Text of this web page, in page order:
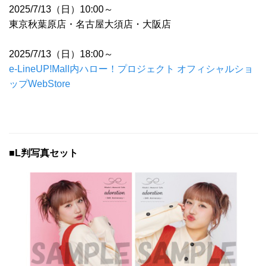
2025/7/13（日）10:00～
東京秋葉原店・名古屋大須店・大阪店
2025/7/13（日）18:00～
e-LineUP!Mall内ハロー！プロジェクト オフィシャルショ
ップWebStore
■L判写真セット